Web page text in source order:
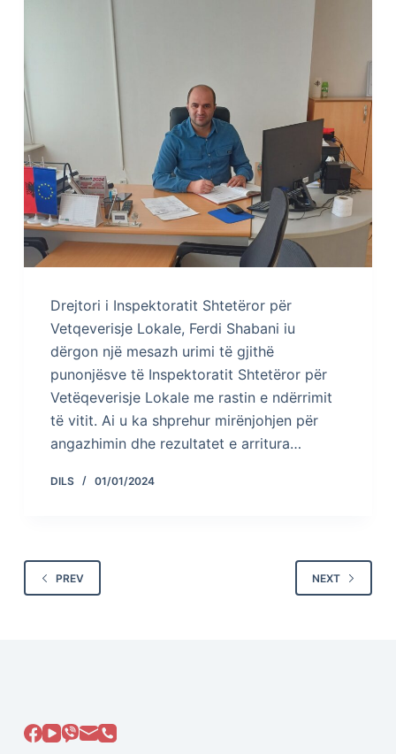
Drejtori i Inspektoratit Shtetëror për
Vetqeverisje Lokale, Ferdi Shabani iu
dërgon një mesazh urimi të gjithë
punonjësve të Inspektoratit Shtetëror për
Vetëqeverisje Lokale me rastin e ndërrimit
të vitit. Ai u ka shprehur mirënjohjen për
angazhimin dhe rezultatet e arritura…
DILS 01/01/2024
PREV NEXT